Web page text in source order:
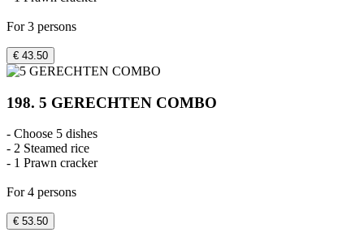
For 3 persons
€ 43.50
198. 5 GERECHTEN COMBO
- Choose 5 dishes
- 2 Steamed rice
- 1 Prawn cracker
For 4 persons
€ 53.50